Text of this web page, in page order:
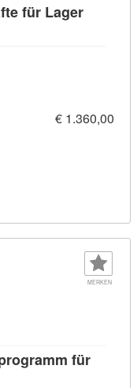
für Lager
€ 1.360,00
MERKEN
für